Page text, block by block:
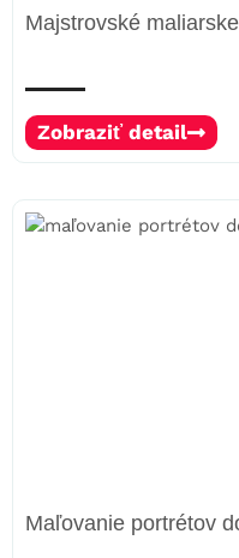
Majstrovské
Zobraziť detail
Maľovanie portrétov